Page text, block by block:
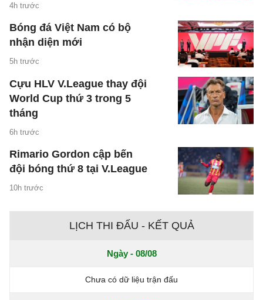
4h trước
Bóng đá Việt Nam có bộ
nhận diện mới
5h trước
Cựu HLV V.League thay đội
World Cup thứ 3 trong 5
tháng
6h trước
Rimario Gordon cập bến
đội bóng thứ 8 tại V.League
10h trước
LỊCH THI ĐẤU - KẾT QUẢ
Ngày - 08/08
Chưa có dữ liệu trận đấu